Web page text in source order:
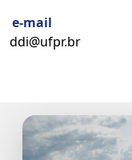
e-mail
ddi@ufpr.br